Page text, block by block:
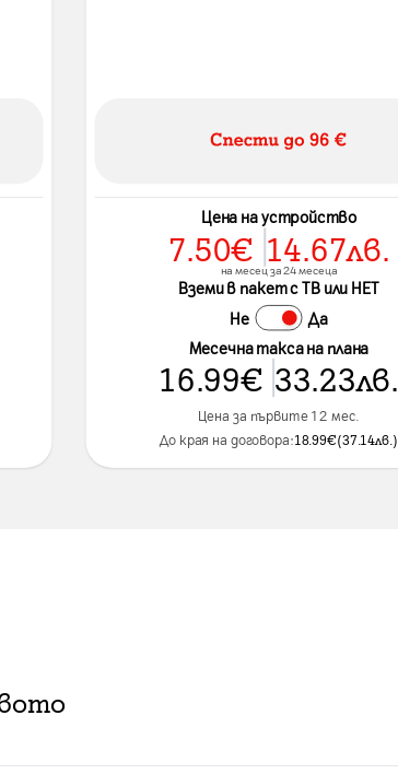
Цена на устройство
7.50€ 14.67лв.
на месец за 24 месеца
Вземи в пакет с ТВ или НЕТ
Не Да
Месечна такса на плана
16.99€ 33.23лв.
Цена за първите 12 мес.
До края на договора:18.99€(37.14лв.)